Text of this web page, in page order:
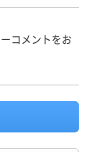
コメントをお